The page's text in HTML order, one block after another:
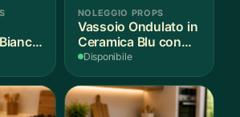
NOLEGGIO PROPS
Vassoio Ondulato in
Ceramica Blu con
Bordo Dorato
Disponibile